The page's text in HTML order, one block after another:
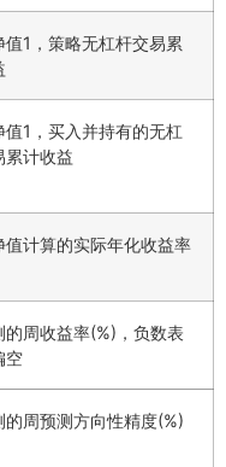
值1，策略无杠杆交易累
值1，买入并持有的无杠
累计收益
值计算的实际年化收益率
的周收益率(%)，负数表
空
的周预测方向性精度(%)